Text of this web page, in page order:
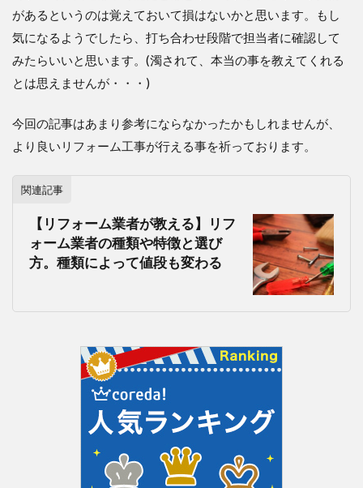
があるというのは覚えておいて損はないかと思います。もし
気になるようでしたら、打ち合わせ段階で担当者に確認して
みたらいいと思います。(濁されて、本当の事を教えてくれる
とは思えませんが・・・)
今回の記事はあまり参考にならなかったかもしれませんが、
より良いリフォーム工事が行える事を祈っております。
関連記事
【リフォーム業者が教える】リフ
ォーム業者の種類や特徴と選び
方。種類によって値段も変わる